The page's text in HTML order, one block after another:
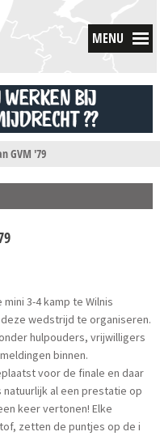
MENU
GVM '79
3-4 kamp te Wilnis
wedstrijd te organiseren.
hulpouders, vrijwilligers
binnen.
voor de finale en daar
natuurlijk al een prestatie op
keer vertonen! Elke
zetten de puntjes op de i